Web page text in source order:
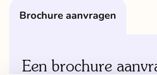
brochure aanvragen
Een brochure